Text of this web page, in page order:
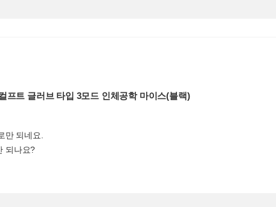
프트 글러브 타입 3모드 인체공학 마이스(블랙)
만 되네요.
되나요?